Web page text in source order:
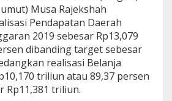
Musa Rajekshah
Pendapatan Daerah
2019 sebesar Rp13,079
dibanding target sebesar
realisasi Belanja
triliun atau 89,37 persen
Rp11,381 triliun.